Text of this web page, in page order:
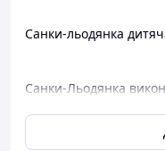
Санки-льодянка
Санки-Льодянка
максимально
ручка у формі звірка